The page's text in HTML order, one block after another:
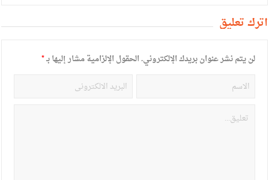
أترك تعليق
لن يتم نشر عنوان بريدك الإلكتروني.الحقول الإلزامية مشار إليها بـ*